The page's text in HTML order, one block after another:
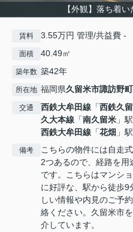
【外観】落ち着
賃料 3.55万円 管理/共益費 -
面積 40.49㎡
築年数 築42年
所在地 福岡県久留米市諏訪野町
交通 西鉄大牟田線 「西鉄久
久大本線 「南久留米 」
西鉄大牟田線 「花畑 」
備考
こちらの物件には自走
2つあるので、経路を
です。こちらはマンシ
に好評な、駅から徒歩
しい情報や内見のご予
絡ください。久留米市
介しています。